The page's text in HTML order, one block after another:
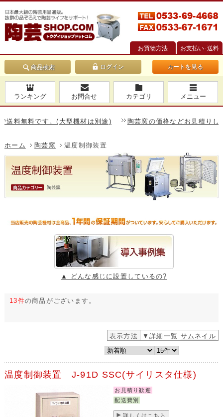
お買物方法 お支払い･送料
商品検索 カートを見る
ランキング お問合せ カテゴリ メニュー
です。(大型機材は別途) 陶芸窯の価格などお見積りしますの
ホーム 陶芸窯 温度制御装置
▲ どんな感じに設置しているの?
13件の商品がございます。
表示方法 ▼詳細一覧 サムネイル
温度制御装置 J-91D SSC(サイリスタ仕様)
お見積り歓迎
配送費別
詳しくはこちら